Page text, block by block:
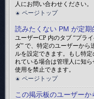
人にお問い合わせください。
ページトップ
読みたくない PM が定期
ユーザーCP 内のタブ “プラ
ダ” で、特定のユーザーから
ルを設定できます。もし特
れている場合は管理人に知
使用を禁止できます。
ページトップ
この掲示板のユーザー